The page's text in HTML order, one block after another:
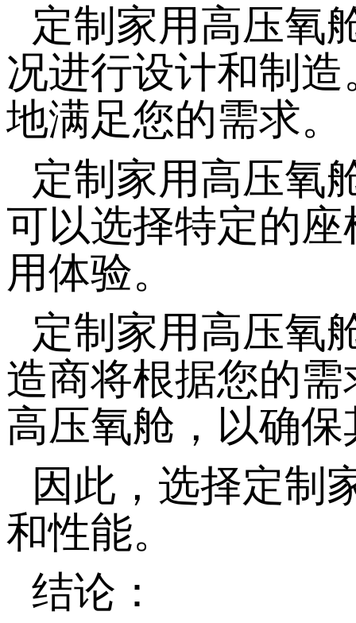
定制家用高压氧
况进行设计和制
地满足您的需求。
定制家用高压氧
可以选择特定的
用体验。
定制家用高压氧
造商将根据您的
高压氧舱，以确
因此，选择定制
和性能。
结论：